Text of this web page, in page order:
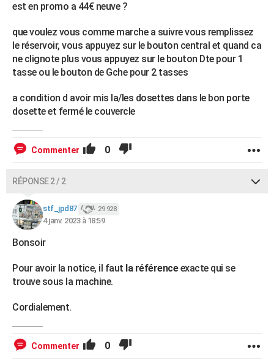
Bricolage
Lifestyle
Culture
Sport
Auto
Television
Voyage
Cinema
est en promo a 44€ neuve ?
que voulez vous comme marche a suivre vous remplissez
le réservoir, vous appuyez sur le bouton central et quand ca
ne clignote plus vous appuyez sur le bouton Dte pour 1
tasse ou le bouton de Gche pour 2 tasses
a condition d avoir mis la/les dosettes dans le bon porte
dosette et fermé le couvercle
Commenter 0
RÉPONSE 2 / 2
stf_jpd87 29 928
4 janv. 2023 à 18:59
Bonsoir
Pour avoir la notice, il faut la référenceexacte qui se
trouve sous la machine.
Cordialement.
Commenter 0